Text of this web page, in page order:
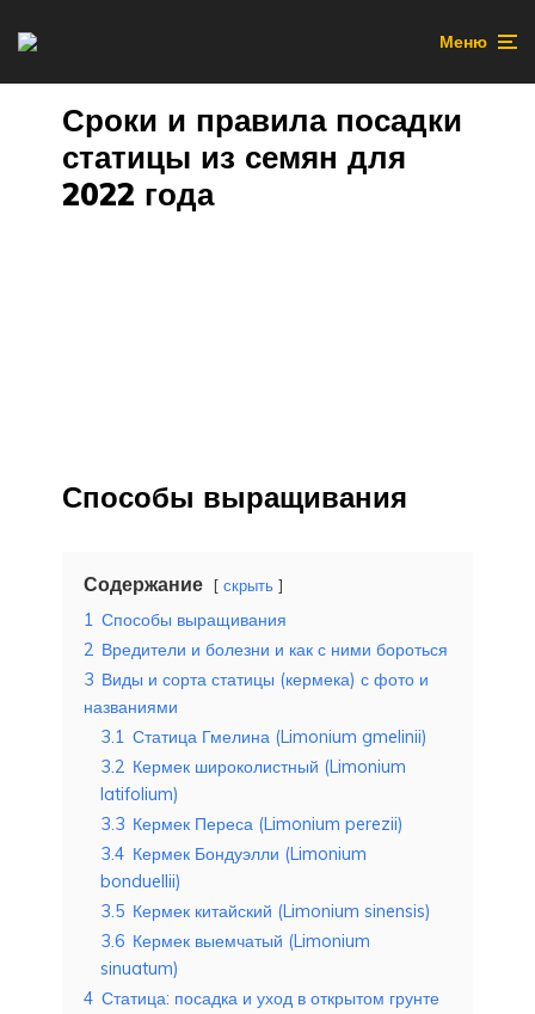
Меню
Сроки и правила посадки
статицы из семян для
2022 года
Способы выращивания
Содержание скрыть
1 Способы выращивания
2 Вредители и болезни и как с ними бороться
3 Виды и сорта статицы (кермека) с фото и
названиями
3.1 Статица Гмелина (Limonium gmelinii)
3.2 Кермек широколистный (Limonium
latifolium)
3.3 Кермек Переса (Limonium perezii)
3.4 Кермек Бондуэлли (Limonium
bonduellii)
3.5 Кермек китайский (Limonium sinensis)
3.6 Кермек выемчатый (Limonium
sinuatum)
4 Статица: посадка и уход в открытом грунте